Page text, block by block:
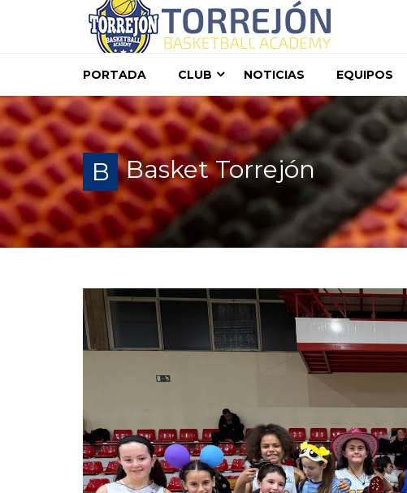
PORTADA CLUB NOTICIAS EQUIPOS
B Basket Torrejón